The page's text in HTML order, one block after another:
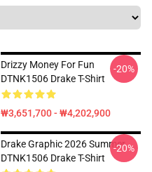
Drizzy Money For Fun
DTNK1506 Drake T-Shirt
₩3,651,700 - ₩4,202,900
-20%
Drake Graphic 2026 Summer
DTNK1506 Drake T-Shirt
-20%